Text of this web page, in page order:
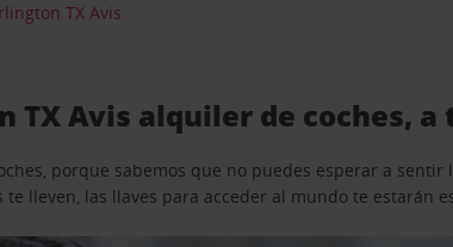
TX Avis
TX Avis alquiler de coches, a
porque sabemos que no puedes esperar a
lleven, las llaves para acceder al mundo te estarán